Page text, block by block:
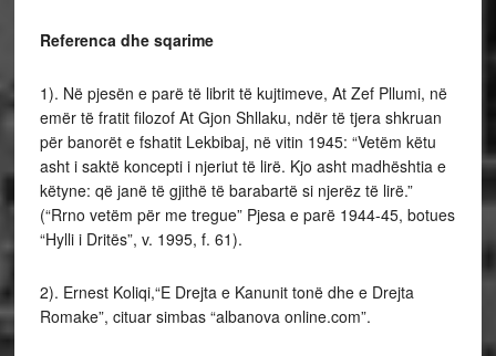
Referenca dhe sqarime
1). Në pjesën e parë të librit të kujtimeve, At Zef Pllumi, në
emër të fratit filozof At Gjon Shllaku, ndër të tjera shkruan
për banorët e fshatit Lekbibaj, në vitin 1945: “Vetëm këtu
asht i saktë koncepti i njeriut të lirë. Kjo asht madhështia e
këtyne: që janë të gjithë të barabartë si njerëz të lirë.”
(“Rrno vetëm për me tregue” Pjesa e parë 1944-45, botues
“Hylli i Dritës”, v. 1995, f. 61).
2). Ernest Koliqi,“E Drejta e Kanunit tonë dhe e Drejta
Romake”, cituar simbas “albanova online.com”.